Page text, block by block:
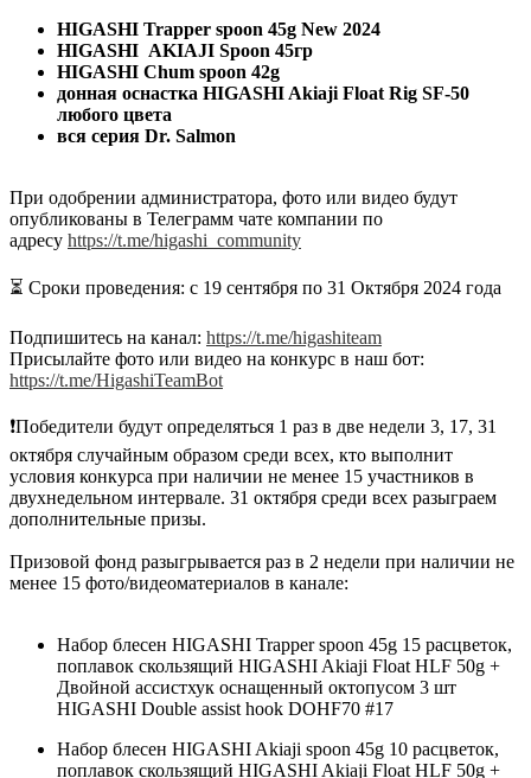
HIGASHI Trapper spoon 45g New 2024
HIGASHI AKIAJI Spoon 45гр
HIGASHI Chum spoon 42g
донная оснастка HIGASHI Akiaji Float Rig SF-50
любого цвета
вся серия Dr. Salmon
При одобрении администратора, фото или видео будут
опубликованы в Телеграмм чате компании по
адресу https://t.me/higashi_community
⏳ Сроки проведения: c 19 сентября по 31 Октября 2024 года
Подпишитесь на канал: https://t.me/higashiteam
Присылайте фото или видео на конкурс в наш бот:
https://t.me/HigashiTeamBot
❗️Победители будут определяться 1 раз в две недели 3, 17, 31
октября случайным образом среди всех, кто выполнит
условия конкурса при наличии не менее 15 участников в
двухнедельном интервале. 31 октября среди всех разыграем
дополнительные призы.
Призовой фонд разыгрывается раз в 2 недели при наличии не
менее 15 фото/видеоматериалов в канале:
Набор блесен HIGASHI Trapper spoon 45g 15 расцветок,
поплавок скользящий HIGASHI Akiaji Float HLF 50g +
Двойной ассистхук оснащенный октопусом 3 шт
HIGASHI Double assist hook DOHF70 #17
Набор блесен HIGASHI Akiaji spoon 45g 10 расцветок,
поплавок скользящий HIGASHI Akiaji Float HLF 50g +